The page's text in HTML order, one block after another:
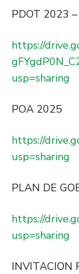
PDOT 2023
https://
usp=sharing
POA 2025
https://
usp=sharing
PLAN DE
https://
usp=sharing
INVITACION